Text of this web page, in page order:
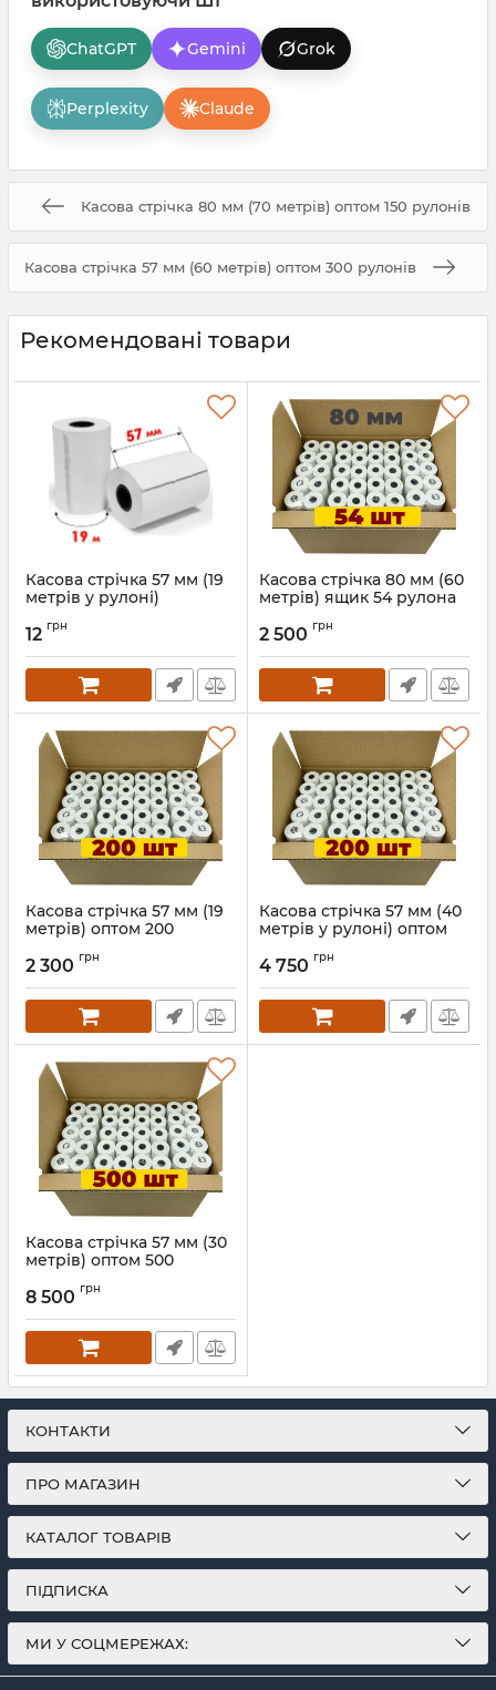
ChatGPT Gemini Grok
Perplexity Claude
Касова стрічка 80 мм (70 метрів) оптом 150 рулонів
Касова стрічка 57 мм (60 метрів) оптом 300 рулонів
Рекомендовані товари
Касова стрічка 57 мм (19
метрів у рулоні)
12 грн
Касова стрічка 80 мм (60
метрів) ящик 54 рулона
2 500 грн
Касова стрічка 57 мм (19
метрів) оптом 200
Артикул: 978
2 300 грн
Касова стрічка 57 мм (40
метрів у рулоні) оптом
Артикул: 811
4 750 грн
Касова стрічка 57 мм (30
метрів) оптом 500
Артикул: 766
8 500 грн
КОНТАКТИ
ПРО МАГАЗИН
КАТАЛОГ ТОВАРІВ
ПІДПИСКА
МИ У СОЦМЕРЕЖАХ: